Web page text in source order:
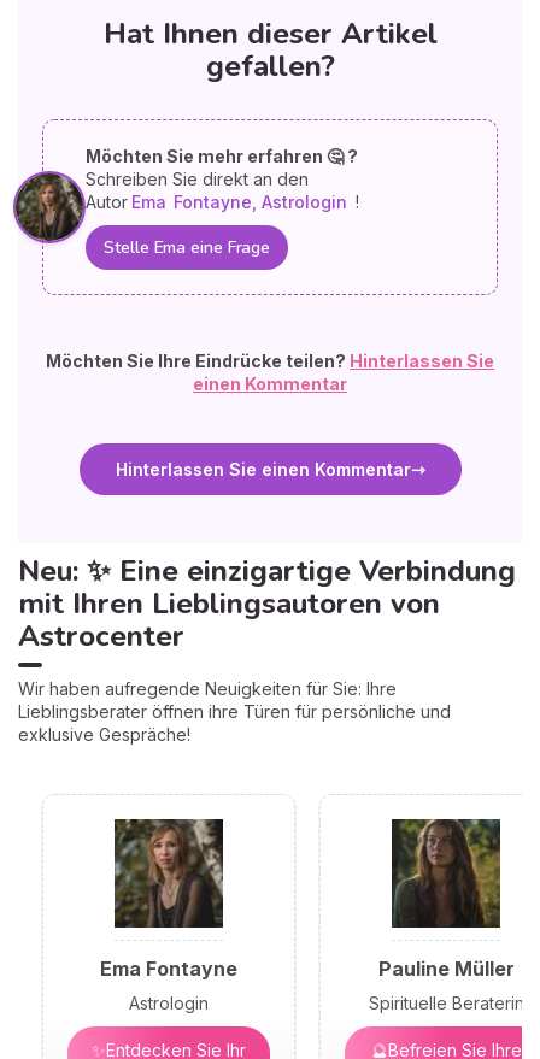
Hat Ihnen dieser Artikel
gefallen?
Möchten Sie mehr erfahren 🤔 ?
Schreiben Sie direkt an den
Autor Ema Fontayne, Astrologin !
Stelle Ema eine Frage
Möchten Sie Ihre Eindrücke teilen? Hinterlassen Sie
einen Kommentar
Hinterlassen Sie einen Kommentar
Neu: ✨ Eine einzigartige Verbindung
mit Ihren Lieblingsautoren von
Astrocenter
Wir haben aufregende Neuigkeiten für Sie: Ihre
Lieblingsberater öffnen ihre Türen für persönliche und
exklusive Gespräche!
Ema Fontayne
Astrologin
✨Entdecken Sie Ihr
Pauline Müller
Spirituelle Beraterin
🔮Befreien Sie Ihre